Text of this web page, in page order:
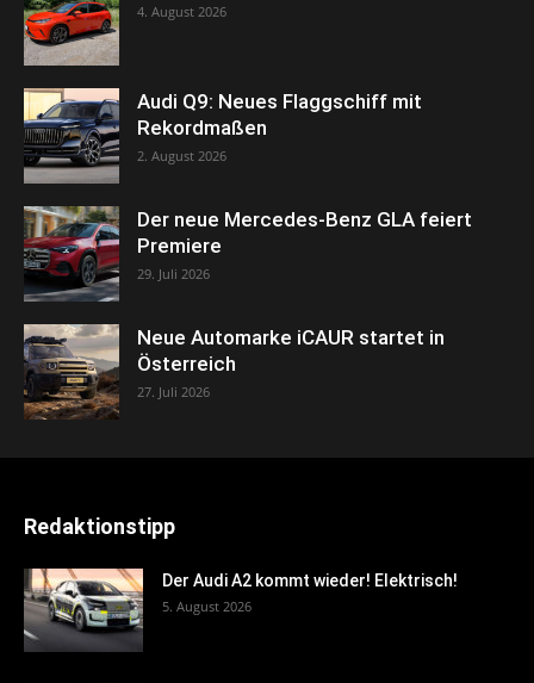
4. August 2026
Audi Q9: Neues Flaggschiff mit
Rekordmaßen
2. August 2026
Der neue Mercedes-Benz GLA feiert
Premiere
29. Juli 2026
Neue Automarke iCAUR startet in
Österreich
27. Juli 2026
Redaktionstipp
Der Audi A2 kommt wieder! Elektrisch!
5. August 2026